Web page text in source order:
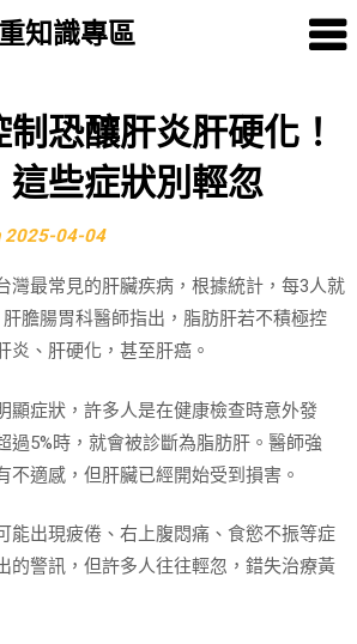
知識專區
恐釀肝炎肝硬化！
這些症狀別輕忽
2025-04-04
灣最常見的肝臟疾病，根據統計，每3人就
膽腸胃科醫師指出，脂肪肝若不積極控
炎、肝硬化，甚至肝癌。
顯症狀，許多人是在健康檢查時意外發
過5%時，就會被診斷為脂肪肝。醫師強
不適感，但肝臟已經開始受到損害。
能出現疲倦、右上腹悶痛、食慾不振等症
的警訊，但許多人往往輕忽，錯失治療黃